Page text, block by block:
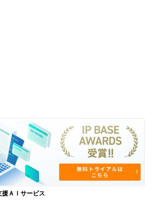
援ＡＩサービス